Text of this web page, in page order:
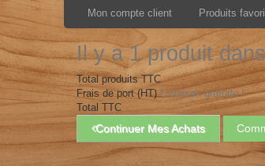
Mon compte client Produits
Il y a 1 produit
Total produits TTC
Frais de port (HT)Livraison gratuite !
Total TTC
Continuer Mes Achats